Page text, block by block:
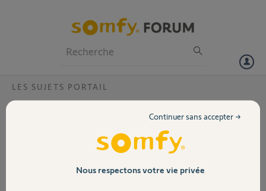
Volet
LES SUJETS PORTAIL
Télécommande Garage sur ancien moteur
JE viens de faire poser une porte de garage motorisé Somfy avec la
Nous respectons votre vie privée
Continuer sans accepter →